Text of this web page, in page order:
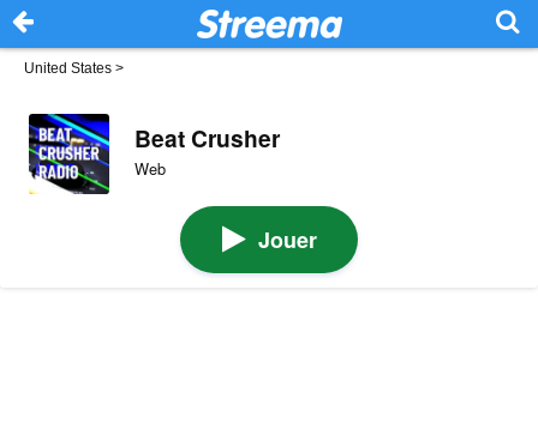
United States >
Beat Crusher
Web
Jouer